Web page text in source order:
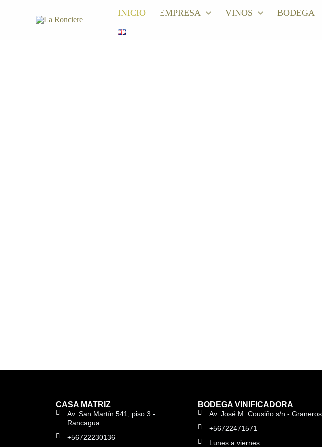
INICIO EMPRESA VINOS BODEGA
CASA MATRIZ
Av. San Martín 541, piso 3 -
Rancagua
+56722230136
BODEGA VINIFICADORA
Av. José M. Cousiño s/n - Graneros
+56722471571
Lunes a viernes: